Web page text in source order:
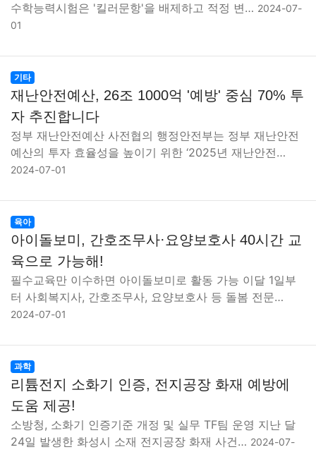
수학능력시험은 '킬러문항'을 배제하고 적정 변… 2024-07-
01
기타
재난안전예산, 26조 1000억 '예방' 중심 70% 투
자 추진합니다
정부 재난안전예산 사전협의 행정안전부는 정부 재난안전
예산의 투자 효율성을 높이기 위한 ‘2025년 재난안전…
2024-07-01
육아
아이돌보미, 간호조무사·요양보호사 40시간 교
육으로 가능해!
필수교육만 이수하면 아이돌보미로 활동 가능 이달 1일부
터 사회복지사, 간호조무사, 요양보호사 등 돌봄 전문…
2024-07-01
과학
리튬전지 소화기 인증, 전지공장 화재 예방에
도움 제공!
소방청, 소화기 인증기준 개정 및 실무 TF팀 운영 지난 달
24일 발생한 화성시 소재 전지공장 화재 사건… 2024-07-